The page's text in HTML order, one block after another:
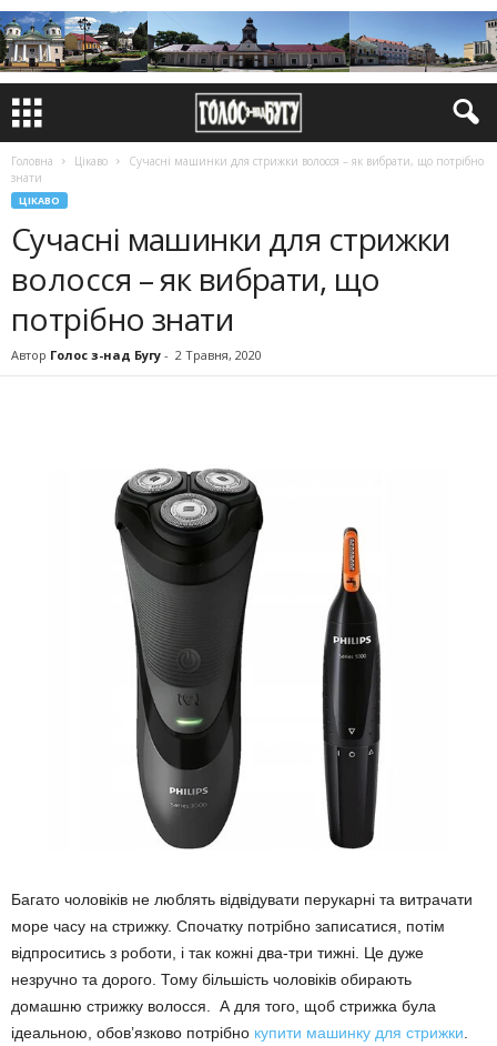
Головна Цікаво
Сучасні машинки для стрижки волосся – як вибрати, що потрібно
знати
ЦІКАВО
Сучасні машинки для стрижки
волосся – як вибрати, що
потрібно знати
Автор Голос з-над Бугу - 2 Травня, 2020
Багато чоловіків не люблять відвідувати перукарні та витрачати
море часу на стрижку. Спочатку потрібно записатися, потім
відпроситись з роботи, і так кожні два-три тижні. Це дуже
незручно та дорого. Тому більшість чоловіків обирають
домашню стрижку волосся. А для того, щоб стрижка була
ідеальною, обов’язково потрібно купити машинку для стрижки